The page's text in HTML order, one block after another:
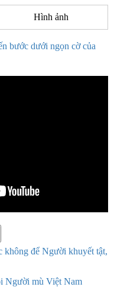
Hình ảnh
bước dưới ngọn cờ của
để Người khuyết tật,
Người mù Việt Nam